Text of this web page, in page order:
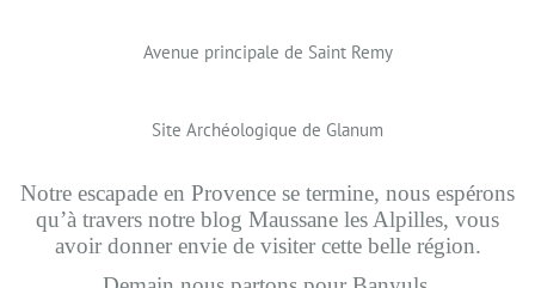
Avenue principale de Saint Remy
Site Archéologique de Glanum
Notre escapade en Provence se termine, nous espérons
qu’à travers notre blog Maussane les Alpilles, vous
avoir donner envie de visiter cette belle région.